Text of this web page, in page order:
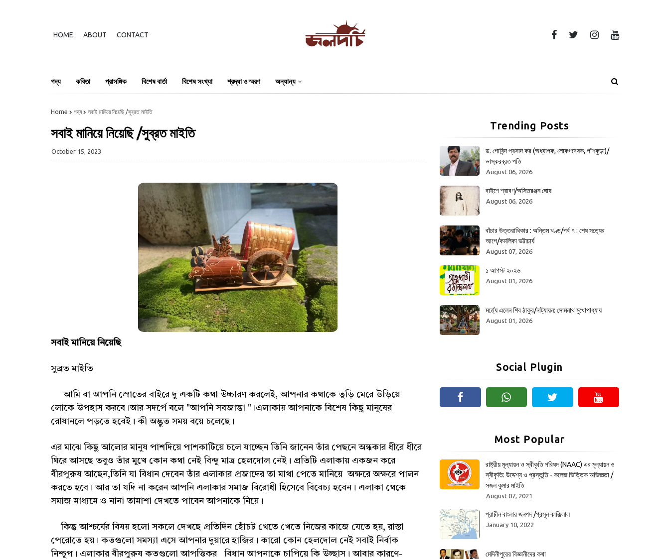
HOME ABOUT CONTACT
গদ্য কবিতা প্রাসঙ্গিক বিশেষ বার্তা বিশেষ সংখ্যা শ্রদ্ধা ও স্মরণ অন্যান্য
Home গদ্য সবাই মানিয়ে নিয়েছি /সুব্রত মাইতি
সবাই মানিয়ে নিয়েছি /সুব্রত মাইতি
October 15, 2023
সবাই মানিয়ে নিয়েছি
সুব্রত মাইতি
আমি বা আপনি স্রোতের বাইরে দু একটি কথা উচ্চারণ করলেই, আপনার কথাকে তুড়ি মেরে উড়িয়ে
লোকে উপহাস করবে।আর সদর্পে বলে "আপনি সবজান্তা "।এলাকায় আপনাকে বিশেষ কিছু মানুষের
রোষানলে পড়তে হবেই। কী অদ্ভুত সময় বয়ে চলেছে।
এর মাঝে কিছু আলোর মানুষ পাশদিয়ে পাশকাটিয়ে চলে যাচ্ছেন তিনি জানেন তাঁর পেছনে অন্ধকার ধীরে ধীরে
ঘিরে আসছে তবুও তাঁর মুখে কোন কথা নেই বিন্দু মাত্র হেলদোল নেই। প্রতিটি এলাকায় একজন করে
বীরপুরুষ আছেন,তিনি যা বিধান দেবেন তাঁর এলাকার প্রজাদের তা মাথা পেতে মানিয়ে অক্ষরে অক্ষরে পালন
করতে হবে। আর তা যদি না করেন আপনি এলাকার সমাজ বিরোধী হিসেবে বিবেচ্য হবেন। এলাকা থেকে
সমাজ মাধ্যমে ও নানা তামাশা দেখতে পাবেন আপনাকে নিয়ে।
কিন্তু আশ্চর্যের বিষয় হলো সকলে দেখছে প্রতিদিন হোঁচট খেতে খেতে নিজের কাজে যেতে হয়, রাস্তা
পেরোতে হয়। কতগুলো সমস্যা এসে আপনার দুয়ারে হাজির। কারো কোন হেলদোল নেই সবাই নির্বাক
নিশ্চুপ। এলাকার বীরপুরুষ কতগুলো আপত্তিকর বিধান আপনাকে চাপিয়ে কি উচ্ছাস। আবার কারণে-
Trending Posts
ড. গোবিন্দ প্রসাদ কর (অধ্যাপক, লোকগবেষক, পাঁশকুড়া)/
ভাস্করব্রত পতি
August 06, 2026
বাইশে শ্রাবণ/অসিতরঞ্জন ঘোষ
August 06, 2026
বাঁচার উত্তরাধিকার : অন্তিম খণ্ড/পর্ব ৭ : শেষ সত্যের
আগে/কমলিকা ভট্টাচার্য
August 07, 2026
১ আগস্ট ২০২৬
August 01, 2026
মর্ত্যে এলেন শিব ঠাকুর/নাট্যায়ন: সোমনাথ মুখোপাধ্যায়
August 01, 2026
Social Plugin
Most Popular
রাষ্ট্রীয় মূল্যায়ন ও স্বীকৃতি পরিষদ (NAAC) এর মূল্যায়ন ও
স্বীকৃতি: উদ্দেশ্য ও প্রস্তুতি - কলেজ ভিত্তিক অভিজ্ঞতা /
সজল কুমার মাইতি
August 07, 2021
প্রাচীন বাংলার জনপদ /প্রসূন কাঞ্জিলাল
January 10, 2022
মেদিনীপুরের বিজ্ঞানীদের কথা